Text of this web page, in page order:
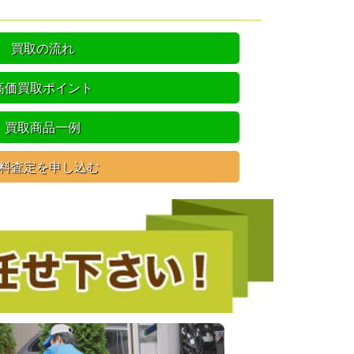
買取の流れ
価買取ポイント
買取商品一例
査定を申し込む